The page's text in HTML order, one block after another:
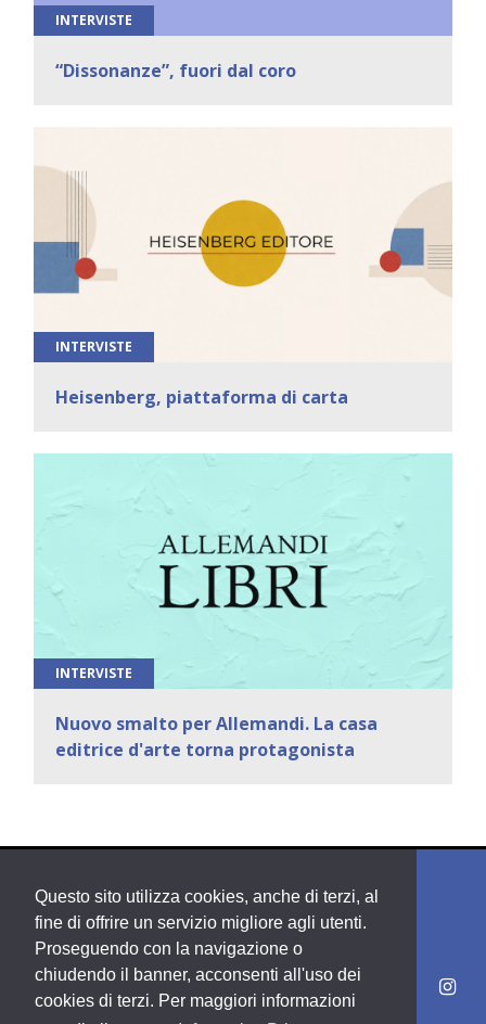
Questo sito utilizza cookies, anche di terzi, al
fine di offrire un servizio migliore agli utenti.
Proseguendo con la navigazione o
chiudendo il banner, acconsenti all'uso dei
cookies di terzi. Per maggiori informazioni
INTERVISTE
“Dissonanze”, fuori dal coro
INTERVISTE
Heisenberg, piattaforma di carta
INTERVISTE
Nuovo smalto per Allemandi. La casa
editrice d'arte torna protagonista